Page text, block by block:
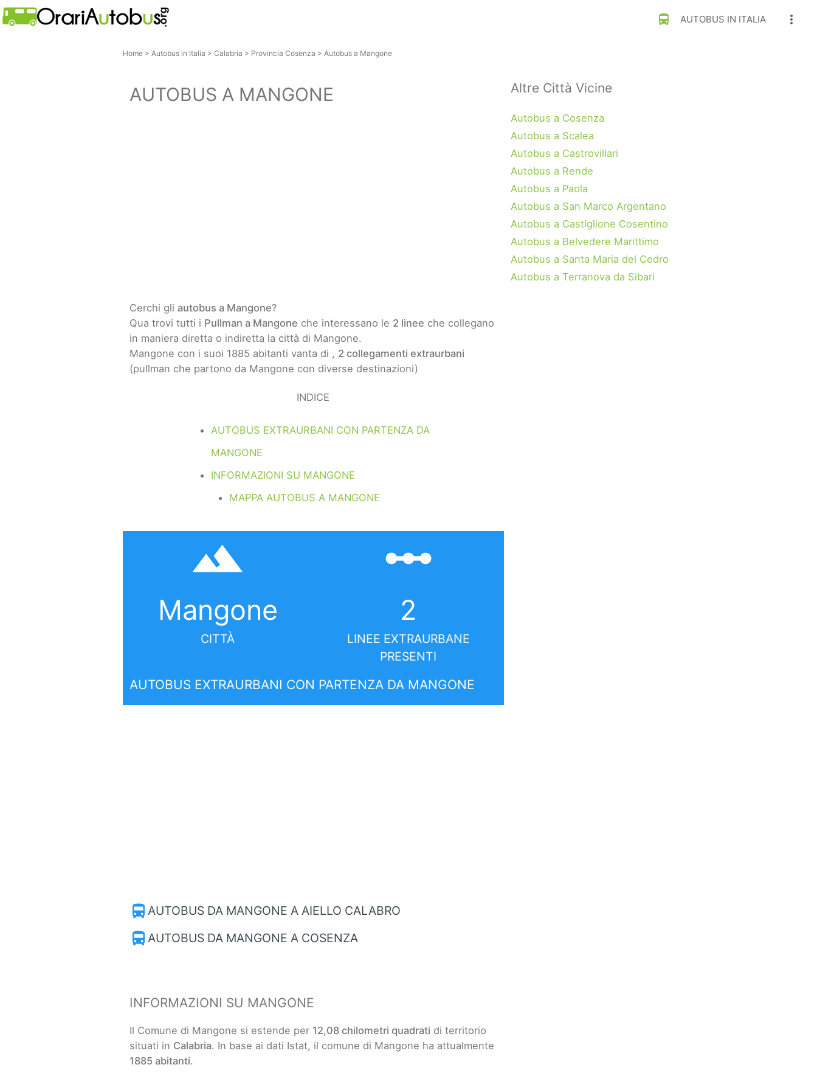
directions_bus AUTOBUS IN ITALIA more_vert
Home> Autobus in Italia > Calabria > Provincia Cosenza > Autobus a Mangone
AUTOBUS A MANGONE
Cerchi gli autobus a Mangone?
Qua trovi tutti i Pullman a Mangone che interessano le 2 linee che collegano
in maniera diretta o indiretta la città di Mangone.
Mangone con i suoi 1885 abitanti vanta di , 2 collegamenti extraurbani
(pullman che partono da Mangone con diverse destinazioni)
INDICE
AUTOBUS EXTRAURBANI CON PARTENZA DA
MANGONE
INFORMAZIONI SU MANGONE
MAPPA AUTOBUS A MANGONE
filter_hdr
Mangone
CITTÀ
linear_scale
2
LINEE EXTRAURBANE
PRESENTI
AUTOBUS EXTRAURBANI CON PARTENZA DA MANGONE
directions_bus AUTOBUS DA MANGONE A AIELLO CALABRO
directions_bus AUTOBUS DA MANGONE A COSENZA
INFORMAZIONI SU MANGONE
Il Comune di Mangone si estende per 12,08 chilometri quadrati di territorio
situati in Calabria. In base ai dati Istat, il comune di Mangone ha attualmente
1885 abitanti.
Altre Città Vicine
Autobus a Cosenza
Autobus a Scalea
Autobus a Castrovillari
Autobus a Rende
Autobus a Paola
Autobus a San Marco Argentano
Autobus a Castiglione Cosentino
Autobus a Belvedere Marittimo
Autobus a Santa Maria del Cedro
Autobus a Terranova da Sibari